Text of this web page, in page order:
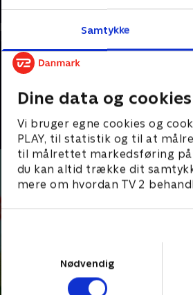
Samtykke
Dine data og cookies
Vi bruger egne cookies og
PLAY, til statistik og til at
til målrettet markedsføring på
du kan altid trække dit
mere om hvordan TV 2
Nødvendig
på landet.
for
14. Uheldig-
Stor og Lille bor